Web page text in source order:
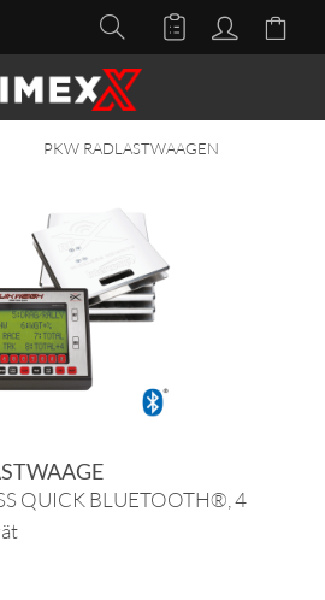
PKW RADLASTWAAGEN
QUICK BLUETOOTH®, 4